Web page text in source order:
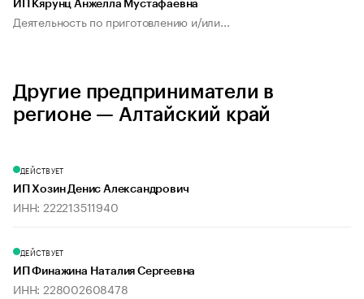
ИП Кярунц Анжелла Мустафаевна
Деятельность по приготовлению и/или...
Другие предприниматели в
регионе — Алтайский край
ДЕЙСТВУЕТ
ИП Хозин Денис Александрович
ИНН: 222213511940
ДЕЙСТВУЕТ
ИП Финажина Наталия Сергеевна
ИНН: 228002608478